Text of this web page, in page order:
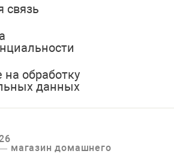
связь
на обработку
данных
магазин домашнего